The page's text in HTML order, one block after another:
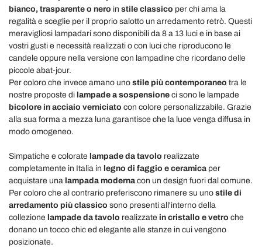
bianco, trasparente o nero in stile classico per chi ama la
regalità e sceglie per il proprio salotto un arredamento retrò. Questi
meravigliosi lampadari sono disponibili da 8 a 13 luci e in base ai
vostri gusti e necessità realizzati o con luci che riproducono le
candele oppure nella versione con lampadine che ricordano delle
piccole abat-jour.
Per coloro che invece amano uno stile più contemporaneo tra le
nostre proposte di lampade a sospensione ci sono le lampade
bicolore in acciaio verniciato con colore personalizzabile. Grazie
alla sua forma a mezza luna garantisce che la luce venga diffusa in
modo omogeneo.
Simpatiche e colorate lampade da tavolo realizzate
completamente in Italia in legno di faggio e ceramica per
acquistare una lampada moderna con un design fuori dal comune.
Per coloro che al contrario preferiscono rimanere su uno stile di
arredamento più classico sono presenti all'interno della
collezione lampade da tavolo realizzate in cristallo e vetro che
donano un tocco chic ed elegante alle stanze in cui vengono
posizionate.